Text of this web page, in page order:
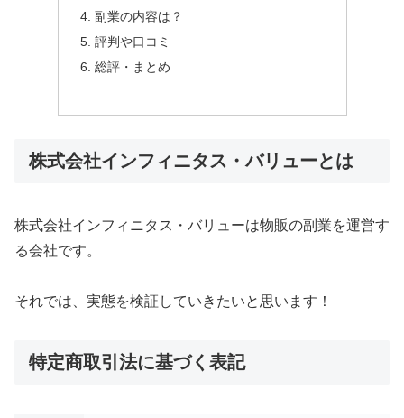
副業の内容は？
評判や口コミ
総評・まとめ
株式会社インフィニタス・バリューとは
株式会社インフィニタス・バリューは物販の副業を運営す
る会社です。
それでは、実態を検証していきたいと思います！
特定商取引法に基づく表記